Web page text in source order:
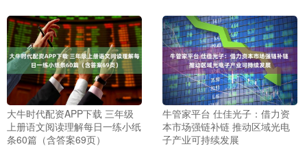
大牛时代配资APP下载 三年级
上册语文阅读理解每日一练小纸
条60篇（含答案69页）
牛管家平台 仕佳光子：借力资
本市场强链补链 推动区域光电
子产业可持续发展